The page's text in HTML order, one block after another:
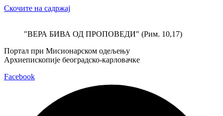
Скочите на садржај
"ВЕРА БИВА ОД ПРОПОВЕДИ" (Рим. 10,17)
Портал при Мисионарском одељењу
Архиепископије београдско-карловачке
Facebook